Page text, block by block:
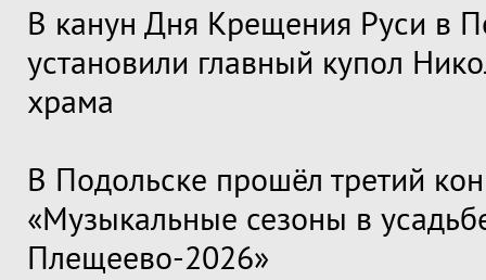
В канун Дня Крещения Руси в
установили главный купол
храма
В Подольске прошёл третий
«Музыкальные сезоны в
Плещеево-2026»